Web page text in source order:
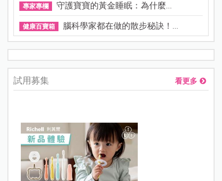
專家專欄 守護寶寶的黃金睡眠：為什麼...
健康百寶箱 腦科學家都在做的散步秘訣！...
試用募集 看更多